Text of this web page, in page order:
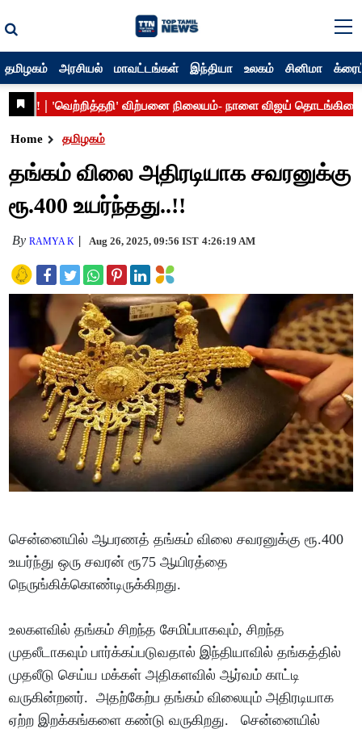
தமிழகம் அரசியல் மாவட்டங்கள் இந்தியா உலகம் சினிமா
Home தமிழகம்
தங்கம் விலை அதிரடியாக சவரனுக்கு
ரூ.400 உயர்ந்தது..!!
ByRAMYA K Aug 26, 2025, 09:56 IST 4:26:19 AM
சென்னையில் ஆபரணத் தங்கம் விலை சவரனுக்கு ரூ.400
உயர்ந்து ஒரு சவரன் ரூ75 ஆயிரத்தை
நெருங்கிக்கொண்டிருக்கிறது.
உலகளவில் தங்கம் சிறந்த சேமிப்பாகவும், சிறந்த
முதலீடாகவும் பார்க்கப்படுவதால் இந்தியாவில் தங்கத்தில்
முதலீடு செய்ய மக்கள் அதிகளவில் ஆர்வம் காட்டி
வருகின்றனர். அதற்கேற்ப தங்கம் விலையும் அதிரடியாக
ஏற்ற இறக்கங்களை கண்டு வருகிறது. சென்னையில்